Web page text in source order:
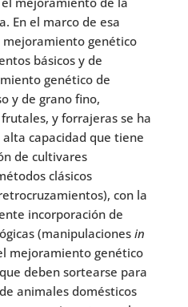
En el marco de esa
mejoramiento genético
básicos y de
genético de
y de grano fino,
y forrajeras se ha
capacidad que tiene
de cultivares
clásicos
con la
incorporación de
(manipulacionesin
mejoramiento genético
deben sortearse para
animales domésticos